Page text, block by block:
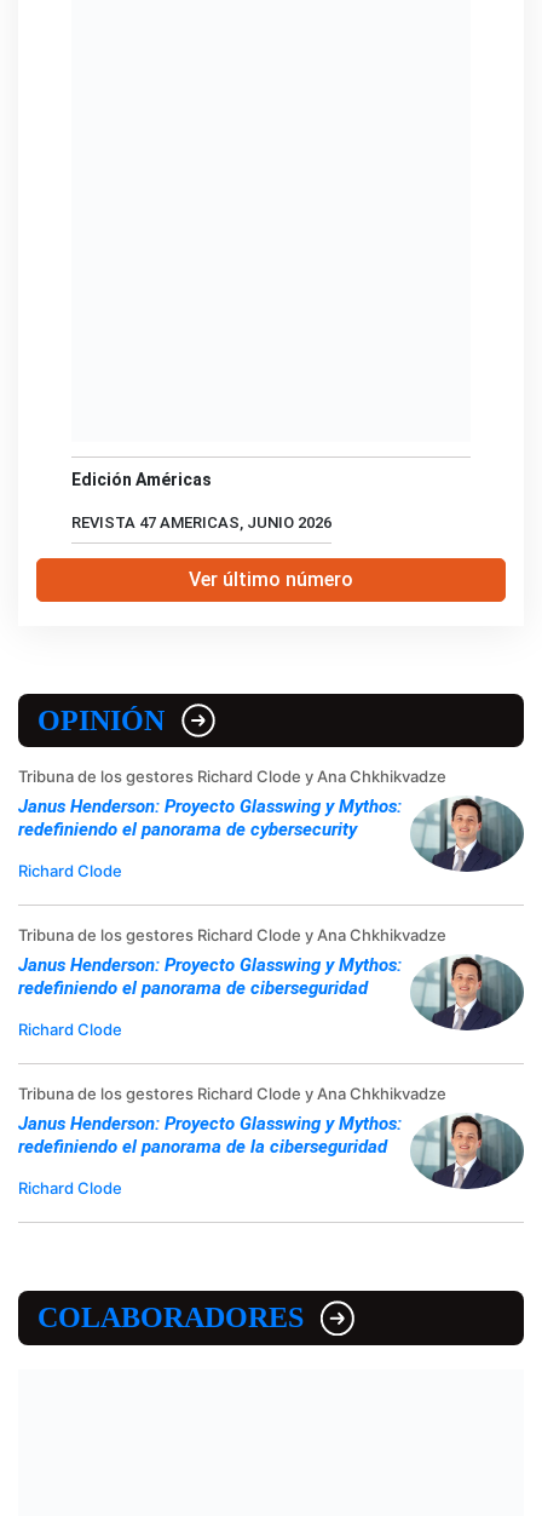
Edición Américas
REVISTA 47 AMERICAS, JUNIO 2026
Ver último número
OPINIÓN
Tribuna de los gestores Richard Clode y Ana Chkhikvadze
Janus Henderson: Proyecto Glasswing y Mythos:
redefiniendo el panorama de cybersecurity
Richard Clode
Tribuna de los gestores Richard Clode y Ana Chkhikvadze
Janus Henderson: Proyecto Glasswing y Mythos:
redefiniendo el panorama de ciberseguridad
Richard Clode
Tribuna de los gestores Richard Clode y Ana Chkhikvadze
Janus Henderson: Proyecto Glasswing y Mythos:
redefiniendo el panorama de la ciberseguridad
Richard Clode
COLABORADORES